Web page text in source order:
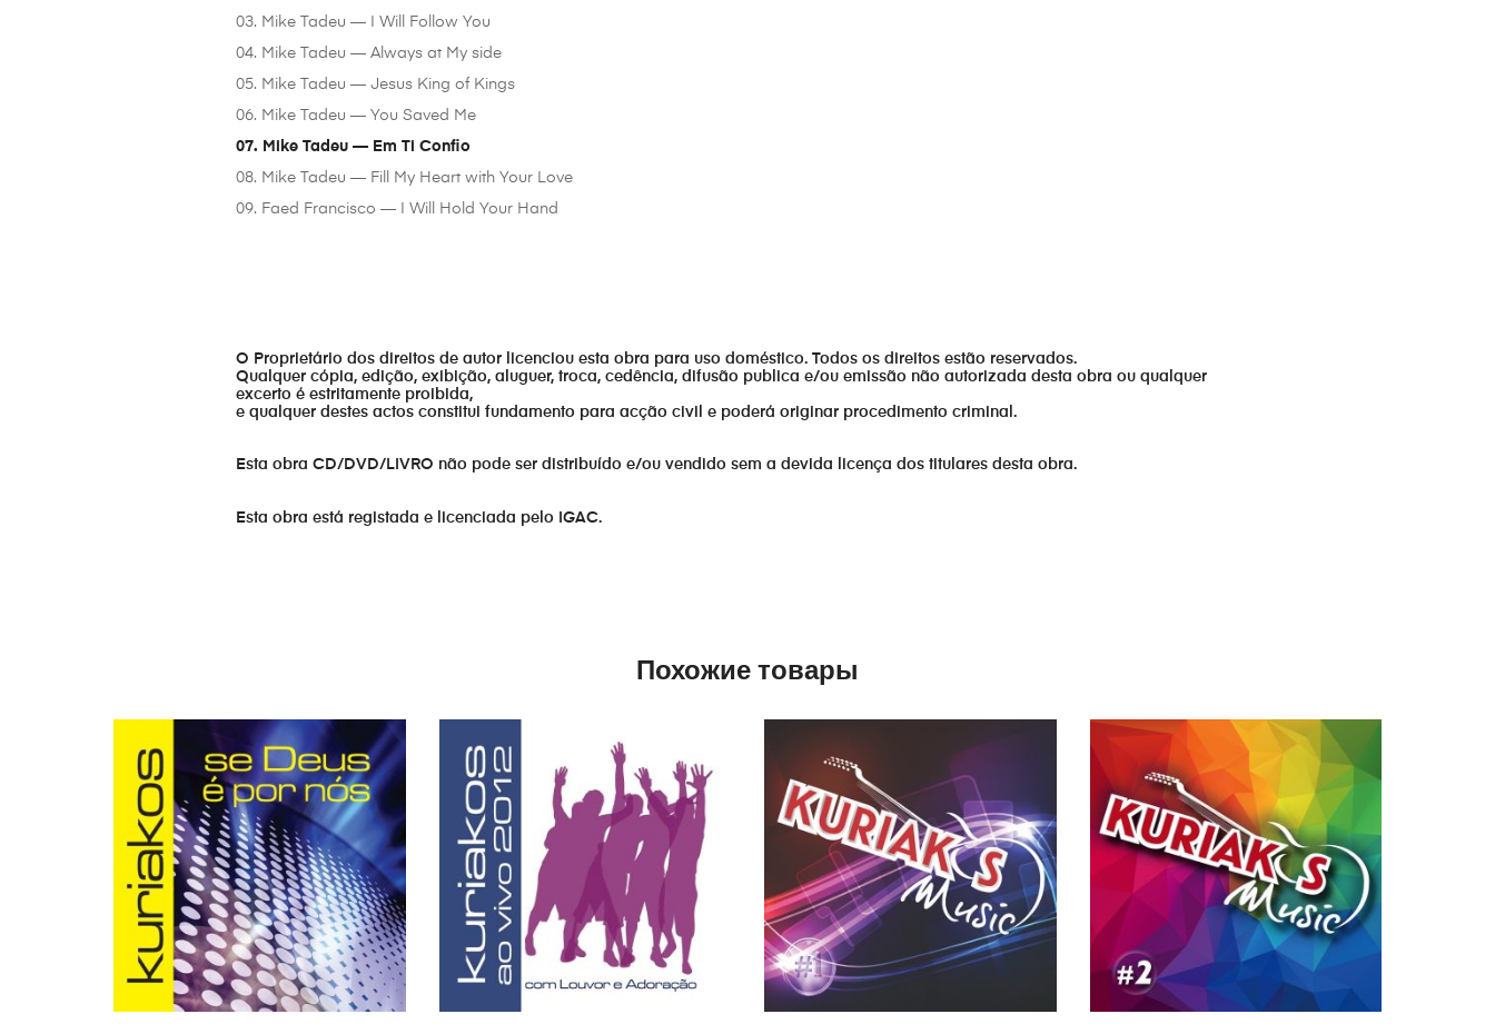
03. Mike Tadeu — I Will Follow You
04. Mike Tadeu — Always at My side
05. Mike Tadeu — Jesus King of Kings
06. Mike Tadeu — You Saved Me
07. Mike Tadeu — Em Ti Confio
08. Mike Tadeu — Fill My Heart with Your Love
09. Faed Francisco — I Will Hold Your Hand
O Proprietário dos direitos de autor licenciou esta obra para uso doméstico. Todos os direitos estão reservados.
Qualquer cópia, edição, exibição, aluguer, troca, cedência, difusão publica e/ou emissão não autorizada desta obra ou qualquer
excerto é estritamente proibida,
e qualquer destes actos constitui fundamento para acção civil e poderá originar procedimento criminal.
Esta obra CD/DVD/LIVRO não pode ser distribuído e/ou vendido sem a devida licença dos titulares desta obra.
Esta obra está registada e licenciada pelo IGAC.
Похожие товары